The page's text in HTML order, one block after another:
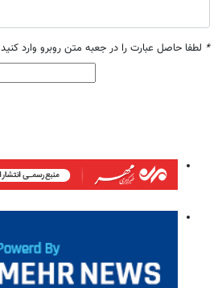
* لطفا حاصل عبارت را در جعبه متن روبرو وارد کنید